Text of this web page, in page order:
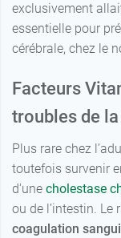
exclusivement
essentielle pour
cérébrale, chez le
Facteurs
troubles de
Plus rare chez
toutefois survenir
d'une cholestase
ou de l’intestin. Le
coagulation